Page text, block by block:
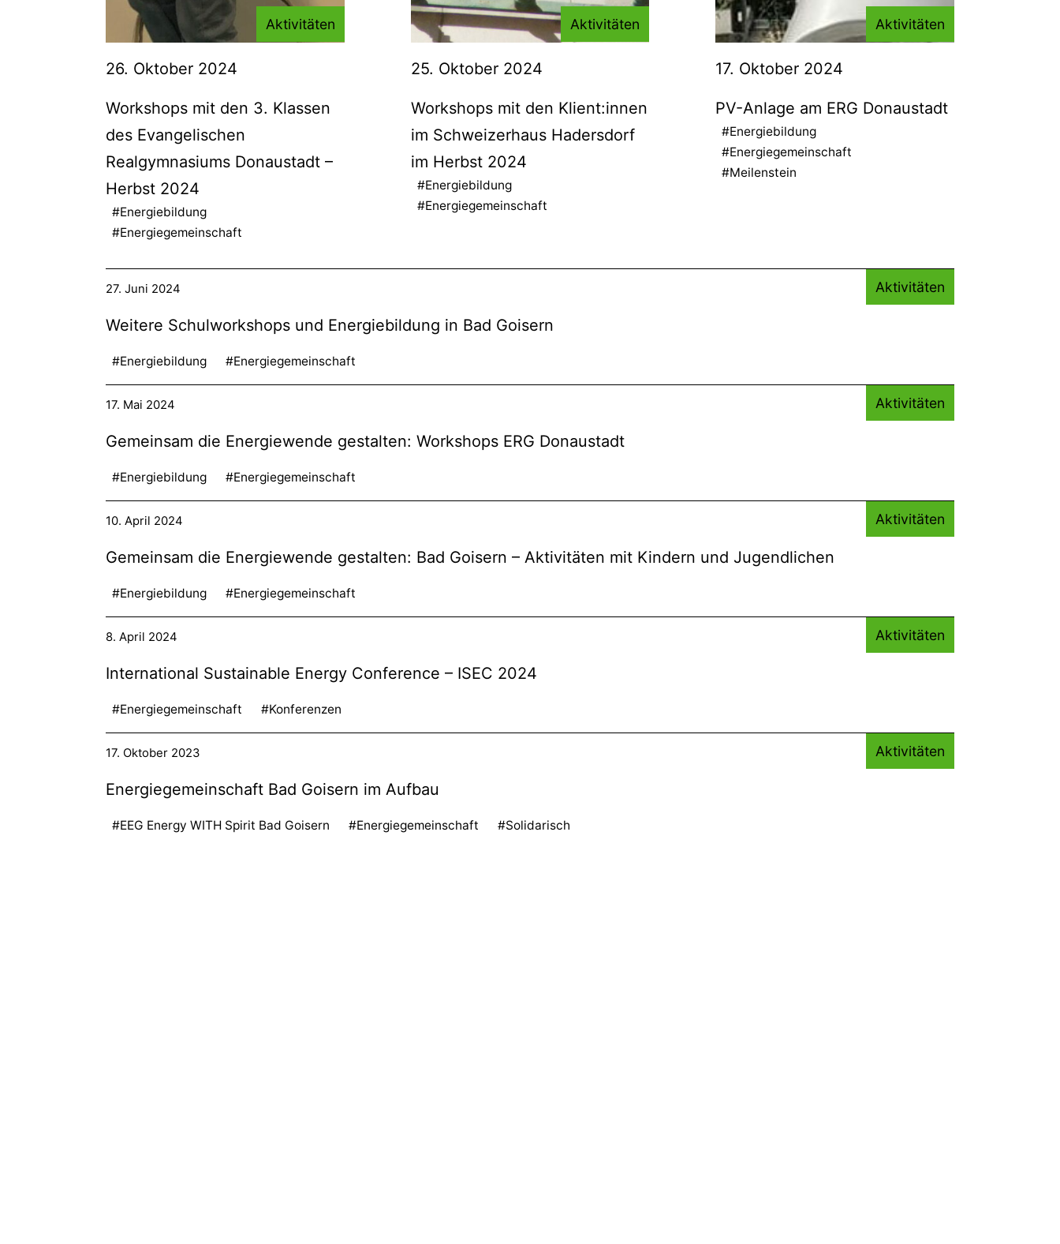
Aktivitäten
26. Oktober 2024
Workshops mit den 3. Klassen
des Evangelischen
Realgymnasiums Donaustadt –
Herbst 2024
#Energiebildung
#Energiegemeinschaft
Aktivitäten
25. Oktober 2024
Workshops mit den Klient:innen
im Schweizerhaus Hadersdorf
im Herbst 2024
#Energiebildung
#Energiegemeinschaft
Aktivitäten
17. Oktober 2024
PV-Anlage am ERG Donaustadt
#Energiebildung
#Energiegemeinschaft
#Meilenstein
Aktivitäten
27. Juni 2024
Weitere Schulworkshops und Energiebildung in Bad Goisern
#Energiebildung #Energiegemeinschaft
Aktivitäten
17. Mai 2024
Gemeinsam die Energiewende gestalten: Workshops ERG Donaustadt
#Energiebildung #Energiegemeinschaft
Aktivitäten
10. April 2024
Gemeinsam die Energiewende gestalten: Bad Goisern – Aktivitäten mit Kindern und Jugendlichen
#Energiebildung #Energiegemeinschaft
Aktivitäten
8. April 2024
International Sustainable Energy Conference – ISEC 2024
#Energiegemeinschaft #Konferenzen
Aktivitäten
17. Oktober 2023
Energiegemeinschaft Bad Goisern im Aufbau
#EEG Energy WITH Spirit Bad Goisern #Energiegemeinschaft #Solidarisch